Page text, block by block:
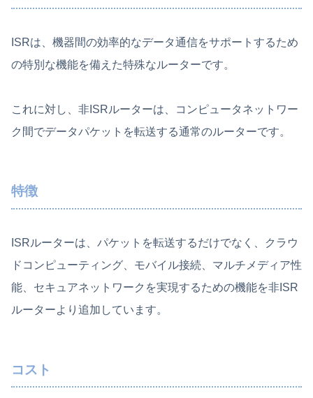
ISRは、機器間の効率的なデータ通信をサポートするため
の特別な機能を備えた特殊なルーターです。
これに対し、非ISRルーターは、コンピュータネットワー
ク間でデータパケットを転送する通常のルーターです。
特徴
ISRルーターは、パケットを転送するだけでなく、クラウ
ドコンピューティング、モバイル接続、マルチメディア性
能、セキュアネットワークを実現するための機能を非ISR
ルーターより追加しています。
コスト